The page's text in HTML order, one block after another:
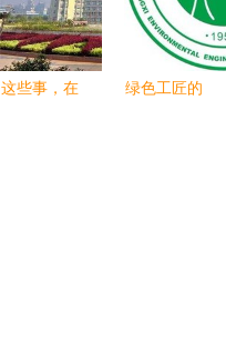
保品牌及十
大工程优选
品牌，践行
这些事，在
绿色工匠的